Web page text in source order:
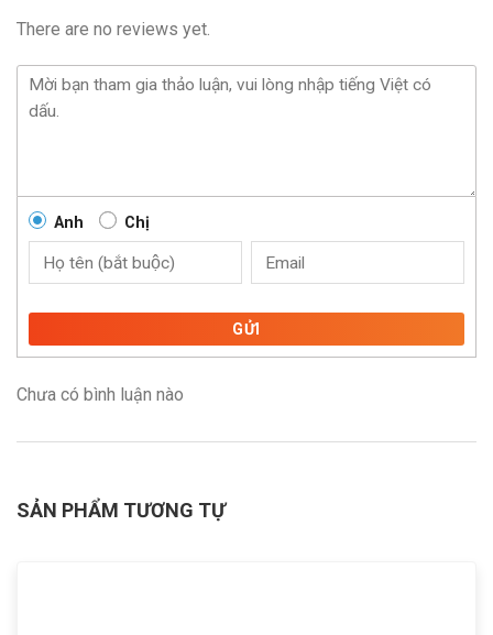
There are no reviews yet.
Anh Chị
GỬI
Chưa có bình luận nào
SẢN PHẨM TƯƠNG TỰ